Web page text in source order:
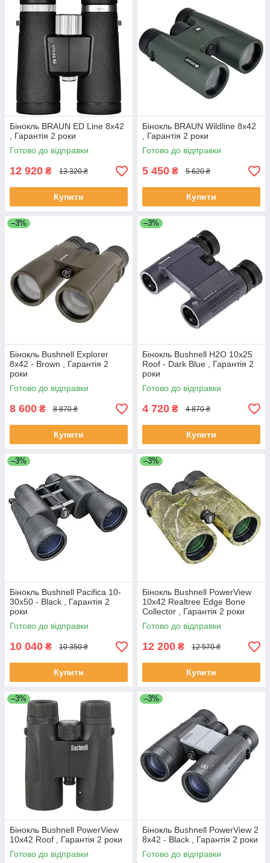
Бінокль BRAUN ED Line 8x42
, Гарантія 2 роки
Готово до відправки
12 920 ₴ 13 320 ₴
Купити
Бінокль BRAUN Wildline 8x42
, Гарантія 2 роки
Готово до відправки
5 450 ₴ 5 620 ₴
Купити
–3%
Бінокль Bushnell Explorer
8x42 - Brown , Гарантія 2
роки
Готово до відправки
8 600 ₴ 8 870 ₴
Купити
–3%
Бінокль Bushnell H2O 10x25
Roof - Dark Blue , Гарантія 2
роки
Готово до відправки
4 720 ₴ 4 870 ₴
Купити
–3%
Бінокль Bushnell Pacifica 10-
30x50 - Black , Гарантія 2
роки
Готово до відправки
10 040 ₴ 10 350 ₴
Купити
–3%
Бінокль Bushnell PowerView
10x42 Realtree Edge Bone
Collector , Гарантія 2 роки
Готово до відправки
12 200 ₴ 12 570 ₴
Купити
–3%
Бінокль Bushnell PowerView
10x42 Roof , Гарантія 2 роки
Готово до відправки
–3%
Бінокль Bushnell PowerView 2
8x42 - Black , Гарантія 2 роки
Готово до відправки